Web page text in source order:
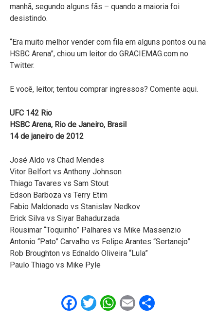
manhã, segundo alguns fãs – quando a maioria foi
desistindo.
“Era muito melhor vender com fila em alguns pontos ou na
HSBC Arena”, chiou um leitor do GRACIEMAG.com no
Twitter.
E você, leitor, tentou comprar ingressos? Comente aqui.
UFC 142 Rio
HSBC Arena, Rio de Janeiro, Brasil
14 de janeiro de 2012
José Aldo vs Chad Mendes
Vitor Belfort vs Anthony Johnson
Thiago Tavares vs Sam Stout
Edson Barboza vs Terry Etim
Fabio Maldonado vs Stanislav Nedkov
Erick Silva vs Siyar Bahadurzada
Rousimar “Toquinho” Palhares vs Mike Massenzio
Antonio “Pato” Carvalho vs Felipe Arantes “Sertanejo”
Rob Broughton vs Ednaldo Oliveira “Lula”
Paulo Thiago vs Mike Pyle
Facebook
Twitter
WhatsApp
EmailShare